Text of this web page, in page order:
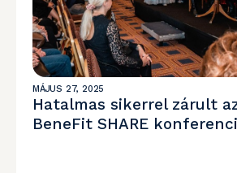
MÁJUS 27, 2025
Hatalmas sikerrel zárult
BeneFit SHARE